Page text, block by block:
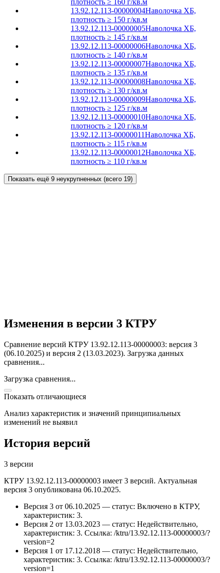
плотность ≥ 160 г/кв.м
13.92.12.113-00000004Наволочка ХБ,
плотность ≥ 150 г/кв.м
13.92.12.113-00000005Наволочка ХБ,
плотность ≥ 145 г/кв.м
13.92.12.113-00000006Наволочка ХБ,
плотность ≥ 140 г/кв.м
13.92.12.113-00000007Наволочка ХБ,
плотность ≥ 135 г/кв.м
13.92.12.113-00000008Наволочка ХБ,
плотность ≥ 130 г/кв.м
13.92.12.113-00000009Наволочка ХБ,
плотность ≥ 125 г/кв.м
13.92.12.113-00000010Наволочка ХБ,
плотность ≥ 120 г/кв.м
13.92.12.113-00000011Наволочка ХБ,
плотность ≥ 115 г/кв.м
13.92.12.113-00000012Наволочка ХБ,
плотность ≥ 110 г/кв.м
Показать ещё 9 неукрупненных (всего 19)
Изменения в версии 3 КТРУ
Сравнение версий КТРУ 13.92.12.113-00000003: версия 3
(06.10.2025) и версия 2 (13.03.2023). Загрузка данных
сравнения...
Загрузка сравнения...
Показать отличающиеся
Анализ характеристик и значений принципиальных
изменений не выявил
История версий
3 версии
КТРУ 13.92.12.113-00000003 имеет 3 версий. Актуальная
версия 3 опубликована 06.10.2025.
Версия 3 от 06.10.2025 — статус: Включено в КТРУ,
характеристик: 3.
Версия 2 от 13.03.2023 — статус: Недействительно,
характеристик: 3. Ссылка: /ktru/13.92.12.113-00000003/?
version=2
Версия 1 от 17.12.2018 — статус: Недействительно,
характеристик: 3. Ссылка: /ktru/13.92.12.113-00000003/?
version=1